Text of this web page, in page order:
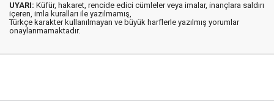
UYARI: Küfür, hakaret, rencide edici cümleler veya imalar, inançlara saldırı
içeren, imla kuralları ile yazılmamış,
Türkçe karakter kullanılmayan ve büyük harflerle yazılmış yorumlar
onaylanmamaktadır.